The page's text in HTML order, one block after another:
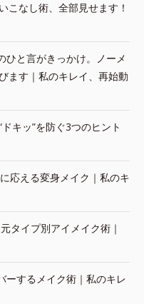
こなし術、全部見せます！
ひと言がきっかけ。ノーメ
ます｜私のキレイ、再始動
キッ”を防ぐ3つのヒント
応える変身メイク｜私のキ
タイプ別アイメイク術｜
ーするメイク術｜私のキレ